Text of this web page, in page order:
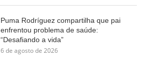
Puma Rodríguez compartilha que pai
enfrentou problema de saúde:
“Desafiando a vida”
6 de agosto de 2026